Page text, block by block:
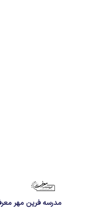
مدرسه فرین مهر